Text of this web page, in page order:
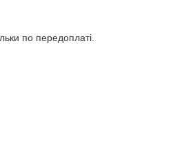
по передоплаті.